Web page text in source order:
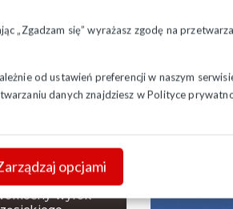
„Zgadzam się” wyrażasz zgodę na
od ustawień preferencji w naszym
danych znajdziesz wPolityce
opcjami
Przyjazny
wyrok